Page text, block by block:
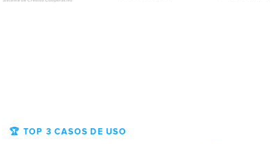
🏆 TOP 3 CASOS DE USO